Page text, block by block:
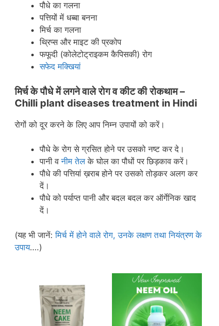
पौधे का गलना
पत्तियों में धब्बा बनना
मिर्च का गलना
थ्रिप्स और माइट की प्रकोप
फफूदी (कोलेटोट्राइकम कैपिसकी) रोग
सफेद मक्खियां
मिर्च के पौधे में लगने वाले रोग व कीट की रोकथाम–
Chilli plant diseases treatment in Hindi
रोगों को दूर करने के लिए आप निम्न उपायों को करें।
पौधे के रोग से ग्रसित होने पर उसको नष्ट कर दे।
पानी वनीम तेलके घोल का पौधों पर छिड़काव करें।
पौधे की पत्तियां ख़राब होने पर उसको तोड़कर अलग कर
दें।
पौधे को पर्याप्त पानी और बदल बदल कर ऑर्गेनिक खाद
दें।
(यह भी जानें:मिर्च में होने वाले रोग, उनके लक्षण तथा नियंत्रण के
उपाय….)